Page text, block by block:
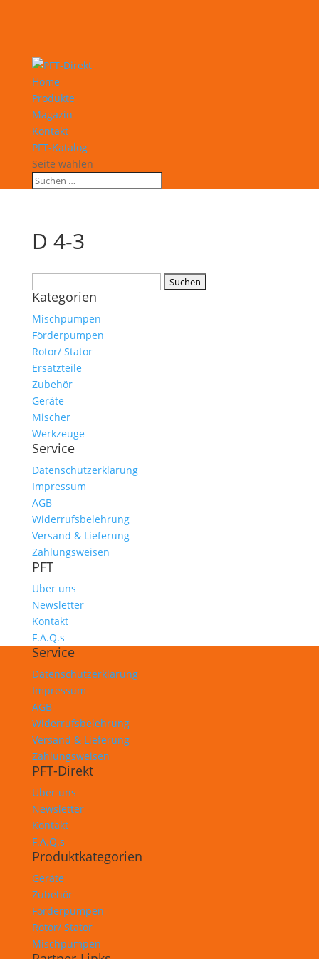
Home
Produkte
Magazin
Kontakt
PFT-Katalog
Seite wählen
D 4-3
nach:
Kategorien
Mischpumpen
Förderpumpen
Rotor/ Stator
Ersatzteile
Zubehör
Geräte
Mischer
Werkzeuge
Service
Datenschutzerklärung
Impressum
AGB
Widerrufsbelehrung
Versand & Lieferung
Zahlungsweisen
PFT
Über uns
Newsletter
Kontakt
F.A.Q.s
Service
Datenschutzerklärung
Impressum
AGB
Widerrufsbelehrung
Versand & Lieferung
Zahlungsweisen
PFT-Direkt
Über uns
Newsletter
Kontakt
F.A.Q.s
Produktkategorien
Geräte
Zubehör
Förderpumpen
Rotor/ Stator
Mischpumpen